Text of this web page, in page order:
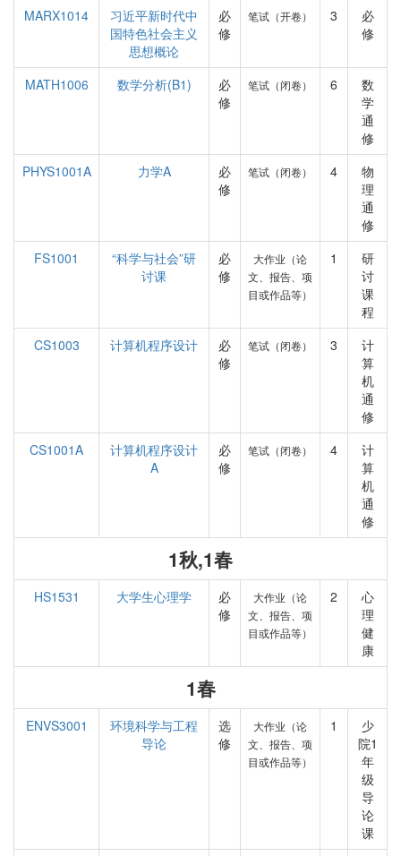
MARX1014
习近平新时代中
国特色社会主义
思想概论
必
修
笔试（开卷） 3
必
修
MATH1006 数学分析(B1)
必
修
笔试（闭卷） 6
数
学
通
修
PHYS1001A
力学A
必
修
笔试（闭卷） 4
物
理
通
修
FS1001
“科学与社会”研
讨课
必
修
大作业（论
文、报告、项
目或作品等）
1
研
讨
课
程
CS1003
计算机程序设计
必
修
笔试（闭卷） 3
计
算
机
通
修
CS1001A
计算机程序设计
A
必
修
笔试（闭卷） 4
计
算
机
通
修
1秋,1春
HS1531 大学生心理学
必
修
大作业（论
文、报告、项
目或作品等）
2
心
理
健
康
1春
ENVS3001
环境科学与工程
导论
选
修
大作业（论
文、报告、项
目或作品等）
1
少
院1
年
级
导
论
课